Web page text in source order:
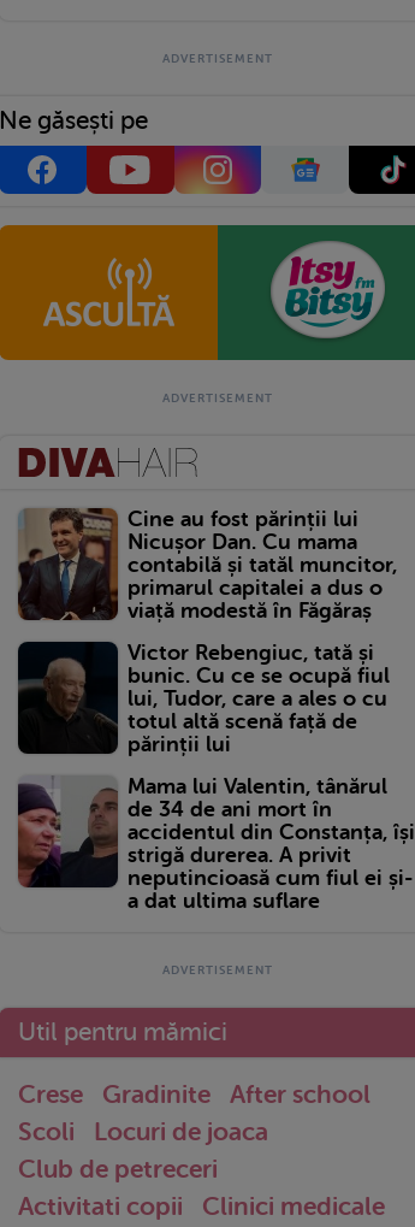
Ne găsești pe
Cine au fost părinții lui
Nicușor Dan. Cu mama
contabilă și tatăl muncitor,
primarul capitalei a dus o
viață modestă în Făgăraș
Victor Rebengiuc, tată și
bunic. Cu ce se ocupă fiul
lui, Tudor, care a ales o cu
totul altă scenă față de
părinții lui
Mama lui Valentin, tânărul
de 34 de ani mort în
accidentul din Constanța, își
strigă durerea. A privit
neputincioasă cum fiul ei și-
a dat ultima suflare
Util pentru mămici
Crese Gradinite
After school
Scoli
Locuri de joaca
Club de petreceri
Activitati copii
Clinici medicale